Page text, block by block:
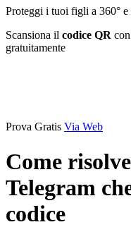
Proteggi i tuoi figli a 360°
Scansiona il codice QR
gratuitamente
Prova Gratis Via Web
Come
Telegram
codice